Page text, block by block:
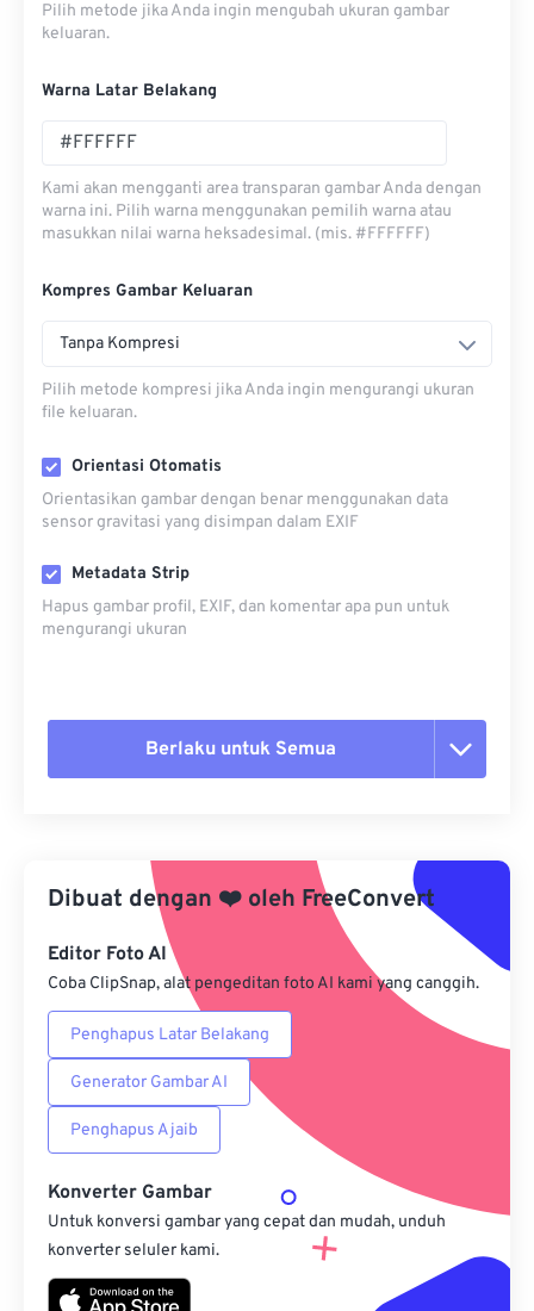
Pilih metode jika Anda ingin mengubah ukuran gambar
keluaran.
Warna Latar Belakang
Kami akan mengganti area transparan gambar Anda dengan
warna ini. Pilih warna menggunakan pemilih warna atau
masukkan nilai warna heksadesimal. (mis. #FFFFFF)
Kompres Gambar Keluaran
Tanpa Kompresi
Pilih metode kompresi jika Anda ingin mengurangi ukuran
file keluaran.
Orientasi Otomatis
Orientasikan gambar dengan benar menggunakan data
sensor gravitasi yang disimpan dalam EXIF
Metadata Strip
Hapus gambar profil, EXIF, dan komentar apa pun untuk
mengurangi ukuran
Berlaku untuk Semua
Terapkan dari Preset
Simpan sebagai Preset
Dibuat dengan ❤️ oleh FreeConvert
Editor Foto AI
Coba ClipSnap, alat pengeditan foto AI kami yang canggih.
Penghapus Latar Belakang
Generator Gambar AI
Penghapus Ajaib
Konverter Gambar
Untuk konversi gambar yang cepat dan mudah, unduh
konverter seluler kami.